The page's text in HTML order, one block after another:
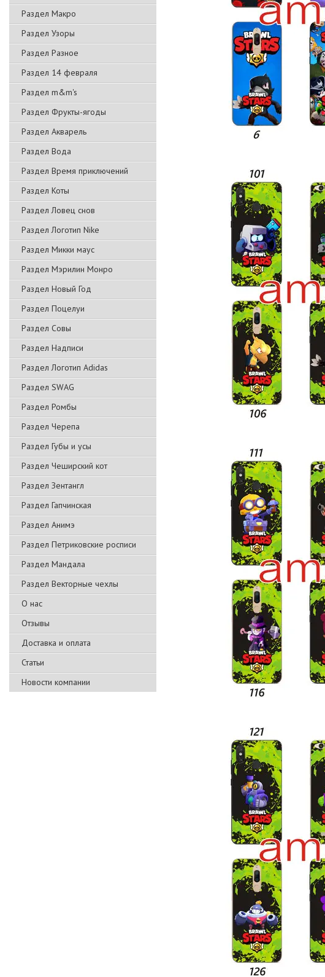
Раздел Макро
Раздел Узоры
Раздел Разное
Раздел 14 февраля
Раздел m&m's
Раздел Фрукты-ягоды
Раздел Акварель
Раздел Вода
Раздел Время приключений
Раздел Коты
Раздел Ловец снов
Раздел Логотип Nike
Раздел Микки маус
Раздел Мэрилин Монро
Раздел Новый Год
Раздел Поцелуи
Раздел Совы
Раздел Надписи
Раздел Логотип Adidas
Раздел SWAG
Раздел Ромбы
Раздел Черепа
Раздел Губы и усы
Раздел Чеширский кот
Раздел Зентангл
Раздел Гапчинская
Раздел Анимэ
Раздел Петриковские росписи
Раздел Мандала
Раздел Векторные чехлы
О нас
Отзывы
Доставка и оплата
Статьи
Новости компании